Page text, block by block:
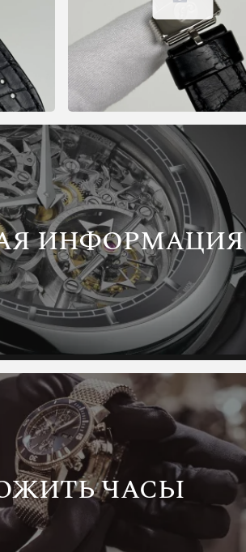
ИНФОРМАЦИЯ
ЧАСЫ